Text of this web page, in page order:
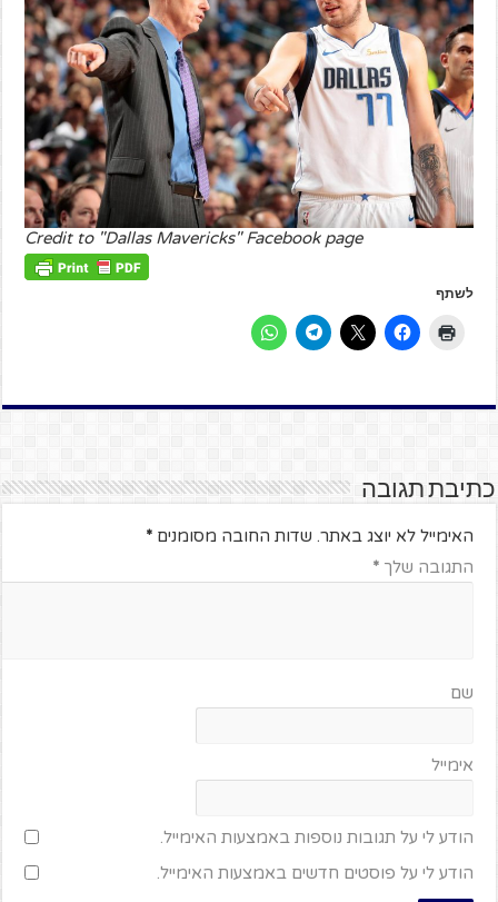
Credit to "Dallas Mavericks" Facebook page
לשתף
כתיבת תגובה
האימייל לא יוצג באתר. שדות החובה מסומנים*
התגובה שלך*
שם
אימייל
הודע לי על תגובות נוספות באמצעות האימייל.
הודע לי על פוסטים חדשים באמצעות האימייל.